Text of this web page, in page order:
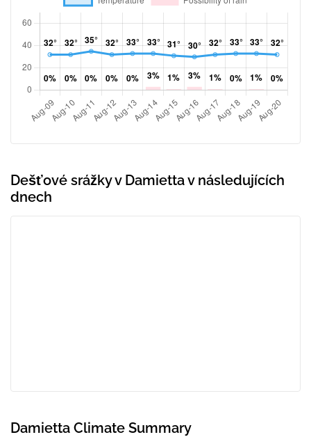
Dešťové srážky v Damietta v následujících
dnech
Damietta Climate Summary